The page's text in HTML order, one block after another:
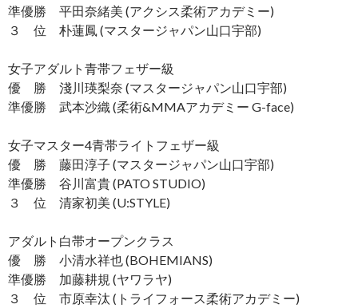
準優勝 平田奈緒美 (アクシス柔術アカデミー)
３ 位 朴蓮鳳 (マスタージャパン山口宇部)
女子アダルト青帯フェザー級
優 勝 淺川瑛梨奈 (マスタージャパン山口宇部)
準優勝 武本沙織 (柔術&MMAアカデミー G-face)
女子マスター4青帯ライトフェザー級
優 勝 藤田淳子 (マスタージャパン山口宇部)
準優勝 谷川富貴 (PATO STUDIO)
３ 位 清家初美 (U:STYLE)
アダルト白帯オープンクラス
優 勝 小清水祥也 (BOHEMIANS)
準優勝 加藤耕規 (ヤワラヤ)
３ 位 市原幸汰 (トライフォース柔術アカデミー)